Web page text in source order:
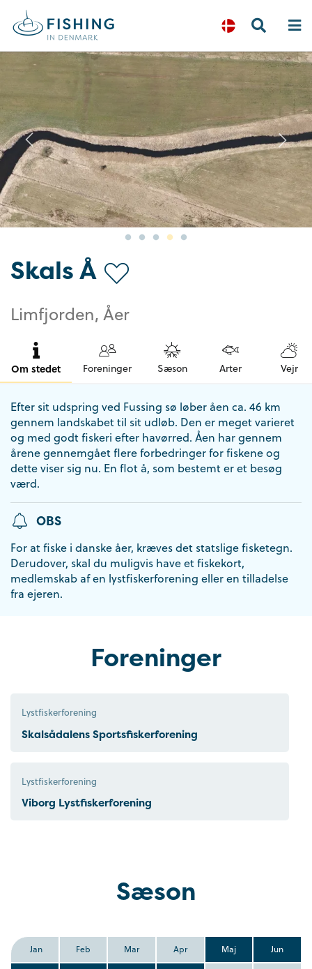
Previous
Skals Å
Limfjorden, Åer
Om stedet Foreninger Sæson Arter Vejr
Efter sit udspring ved Fussing sø løber åen ca. 46 km
gennem landskabet til sit udløb. Den er meget varieret
og med godt fiskeri efter havørred. Åen har gennem
årene gennemgået flere forbedringer for fiskene og
dette viser sig nu. En flot å, som bestemt er et besøg
værd.
OBS
For at fiske i danske åer, kræves det statslige fisketegn.
Derudover, skal du muligvis have et fiskekort,
medlemskab af en lystfiskerforening eller en tilladelse
fra ejeren.
Foreninger
Lystfiskerforening
Skalsådalens Sportsfiskerforening
Lystfiskerforening
Viborg Lystfiskerforening
Sæson
Jan Feb Mar Apr Maj Jun